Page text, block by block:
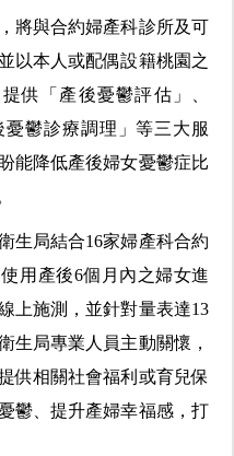
將與合約婦產科診所及可
以本人或配偶設籍桃園之
供「產後憂鬱評估」、
憂鬱診療調理」等三大服
能降低產後婦女憂鬱症比
生局結合16家婦產科合約
用產後6個月內之婦女進
上施測，並針對量表達13
生局專業人員主動關懷，
供相關社會福利或育兒保
鬱、提升產婦幸福感，打